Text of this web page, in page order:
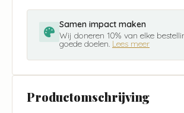
Samen impact maken
Wij doneren 10% van elke
goede doelen. Lees meer
Productomschrijving